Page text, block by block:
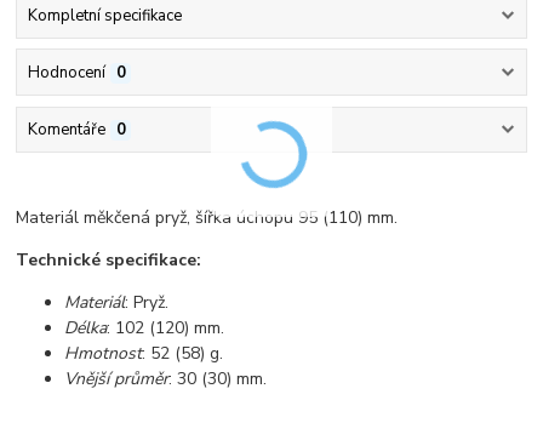
Kompletní specifikace
Hodnocení 0
Komentáře 0
Materiál měkčená pryž, šířka úchopu 95 (110) mm.
Technické specifikace:
Materiál: Pryž.
Délka: 102 (120) mm.
Hmotnost: 52 (58) g.
Vnější průměr: 30 (30) mm.